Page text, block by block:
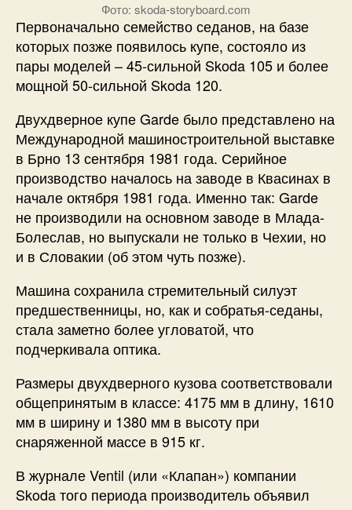
Фото: skoda-storyboard.com
Первоначально семейство седанов, на базе
которых позже появилось купе, состояло из
пары моделей – 45-сильной Skoda 105 и более
мощной 50-сильной Skoda 120.
Двухдверное купе Garde было представлено на
Международной машиностроительной выставке
в Брно 13 сентября 1981 года. Серийное
производство началось на заводе в Квасинах в
начале октября 1981 года. Именно так: Garde
не производили на основном заводе в Млада-
Болеслав, но выпускали не только в Чехии, но
и в Словакии (об этом чуть позже).
Машина сохранила стремительный силуэт
предшественницы, но, как и собратья-седаны,
стала заметно более угловатой, что
подчеркивала оптика.
Размеры двухдверного кузова соответствовали
общепринятым в классе: 4175 мм в длину, 1610
мм в ширину и 1380 мм в высоту при
снаряженной массе в 915 кг.
В журнале Ventil (или «Клапан») компании
Skoda того периода производитель объявил